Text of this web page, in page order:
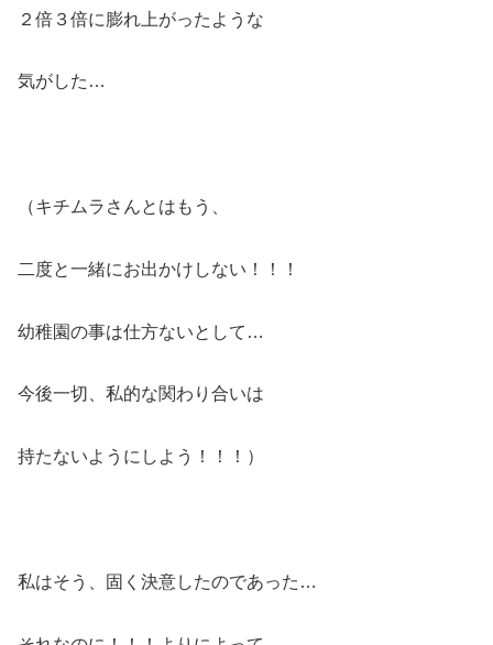
２倍３倍に膨れ上がったような
気がした…
（キチムラさんとはもう、
二度と一緒にお出かけしない！！！
幼稚園の事は仕方ないとして…
今後一切、私的な関わり合いは
持たないようにしよう！！！）
私はそう、固く決意したのであった…